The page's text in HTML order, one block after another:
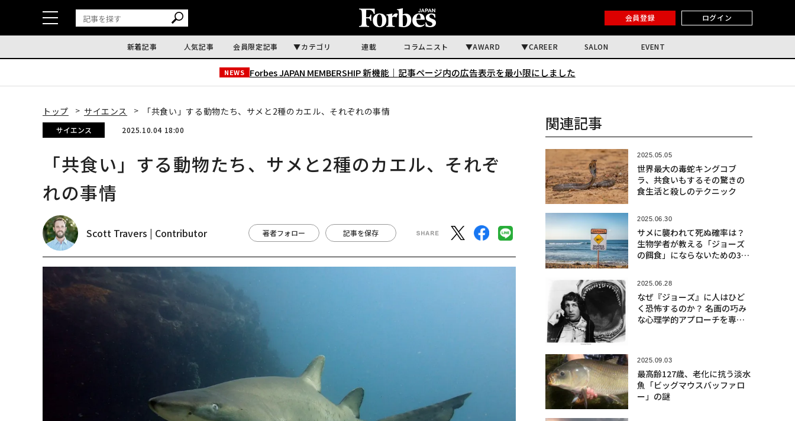
会員登録 ログイン
新着記事 人気記事 会員限定記事 カテゴリ 連載 コラムニスト AWARD CAREER SALON EVENT
NEWS Forbes JAPAN MEMBERSHIP 新機能｜ 記事ページ内の広告表示を最小限にしました
トップ サイエンス 「共食い」する動物たち、サメと2種のカエル、それぞれの事情
サイエンス 2025.10.04 18:00
「共食い」する動物たち、サメと2種のカエル、それぞ
れの事情
Scott Travers | Contributor 著者フォロー 記事を保存
関連記事
2025.05.05
世界最大の毒蛇キングコブ
ラ、共食いもするその驚きの
食生活と殺しのテクニック
2025.06.30
サメに襲われて死ぬ確率は？
生物学者が教える「ジョーズ
の餌食」にならないための3つ
2025.06.28
なぜ『ジョーズ』に人はひど
く恐怖するのか？ 名画の巧み
な心理学的アプローチを専門
2025.09.03
最高齢127歳、老化に抗う淡水
魚「ビッグマウスバッファロ
ー」の謎